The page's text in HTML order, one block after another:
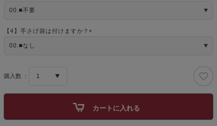
【4】手さげ袋は付けますか？
カートに入れる